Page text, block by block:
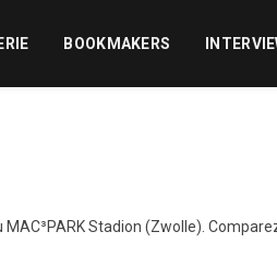
BOOKMAKERS
Stadion (Zwolle).